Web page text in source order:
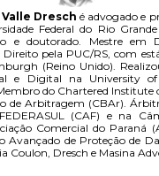
Dresch é advogado e
Federal do Rio
e doutorado. Mestre em
pela PUC/RS, com
(Reino Unido).
e Digital na University
do Chartered Institute
de Arbitragem (CBAr).
(CAF) e na
Comercial do Paraná
de Proteção de
Coulon, Dresch e Masina